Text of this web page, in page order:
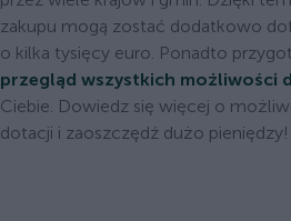
zakupu mogą zostać dodatkowo
o kilka tysięcy euro. Ponadto
przegląd wszystkich możliwości
Ciebie. Dowiedz się więcej o
dotacji i zaoszczędź dużo pieniędzy!